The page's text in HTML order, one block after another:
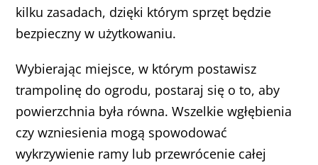
kilku zasadach, dzięki którym sprzęt będzie
bezpieczny w użytkowaniu.
Wybierając miejsce, w którym postawisz
trampolinę do ogrodu, postaraj się o to, aby
powierzchnia była równa. Wszelkie wgłębienia
czy wzniesienia mogą spowodować
wykrzywienie ramy lub przewrócenie całej